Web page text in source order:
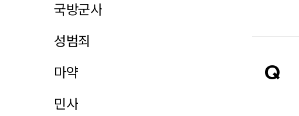
국방군사
성범죄
마약
민사
Q